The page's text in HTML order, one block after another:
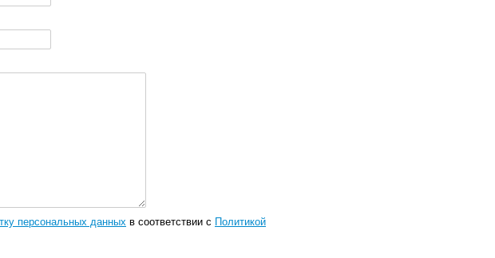
персональных данных в соответствии с Политикой